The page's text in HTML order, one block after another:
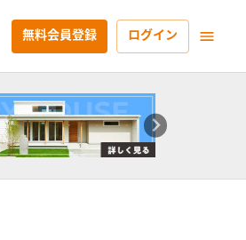
無料会員登録 ログイン